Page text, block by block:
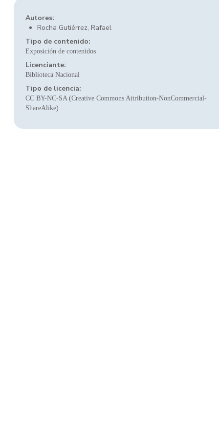
Autores:
Rocha Gutiérrez, Rafael
Tipo de contenido:
Exposición de contenidos
Licenciante:
Biblioteca Nacional
Tipo de licencia:
CC BY-NC-SA (Creative Commons Attribution-NonCommercial-
ShareAlike)